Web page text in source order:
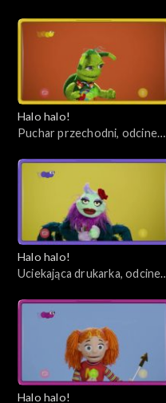
Halo halo!
Puchar przechodni, odcinek
Halo halo!
Uciekająca drukarka, odcinek
Halo halo!